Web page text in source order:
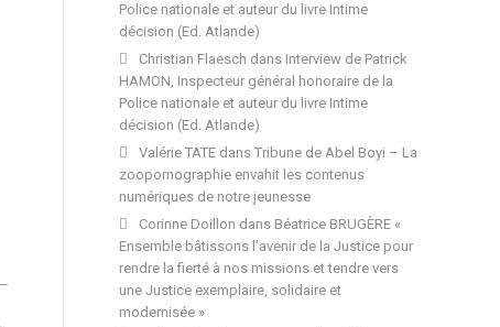
Police nationale et auteur du livre Intime
décision (Ed. Atlande)
Christian Flaesch dans Interview de Patrick
HAMON, Inspecteur général honoraire de la
Police nationale et auteur du livre Intime
décision (Ed. Atlande)
Valérie TATE dans Tribune de Abel Boyi – La
zoopornographie envahit les contenus
numériques de notre jeunesse
Corinne Doillon dans Béatrice BRUGÈRE «
Ensemble bâtissons l’avenir de la Justice pour
rendre la fierté à nos missions et tendre vers
une Justice exemplaire, solidaire et
modernisée »